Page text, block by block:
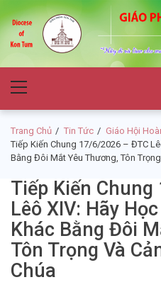
to
navigation
to
content
Giáo
Menu
Trang Chủ Tin Tức
Giáo Hội
Tiếp Kiến Chung 17/6/2026 – ĐTC
Bằng Đôi Mắt Yêu Thương, Tôn
Tiếp Kiến
Lêô XIV: Hãy
Khác Bằng Đôi
Tôn Trọng Và
Chúa